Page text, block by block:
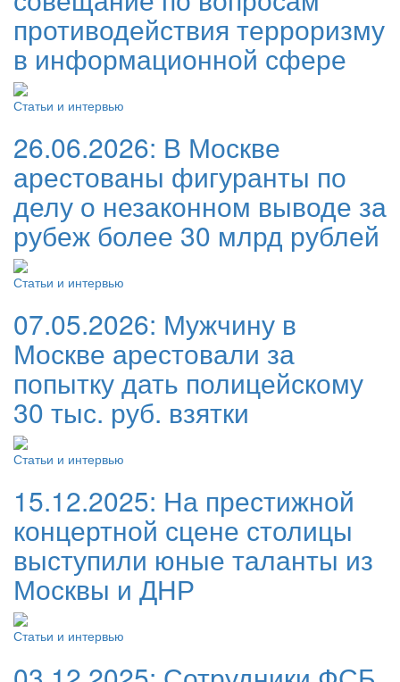
противодействия терроризму
в информационной сфере
Статьи и интервью
26.06.2026: В Москве
арестованы фигуранты по
делу о незаконном выводе за
рубеж более 30 млрд рублей
Статьи и интервью
07.05.2026: Мужчину в
Москве арестовали за
попытку дать полицейскому
30 тыс. руб. взятки
Статьи и интервью
15.12.2025: На престижной
концертной сцене столицы
выступили юные таланты из
Москвы и ДНР
Статьи и интервью